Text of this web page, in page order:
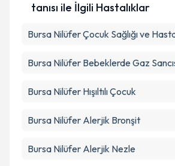
tanısı ile İlgili Hastalıklar
Bursa Nilüfer Çocuk Sağlığı ve
Bursa Nilüfer Bebeklerde Gaz
Bursa Nilüfer Hışıltılı Çocuk
Bursa Nilüfer Alerjik Bronşit
Bursa Nilüfer Alerjik Nezle